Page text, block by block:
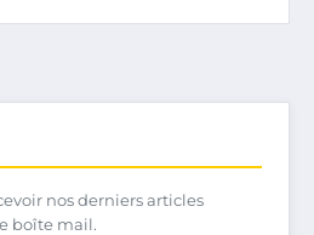
nos derniers articles
boîte mail.